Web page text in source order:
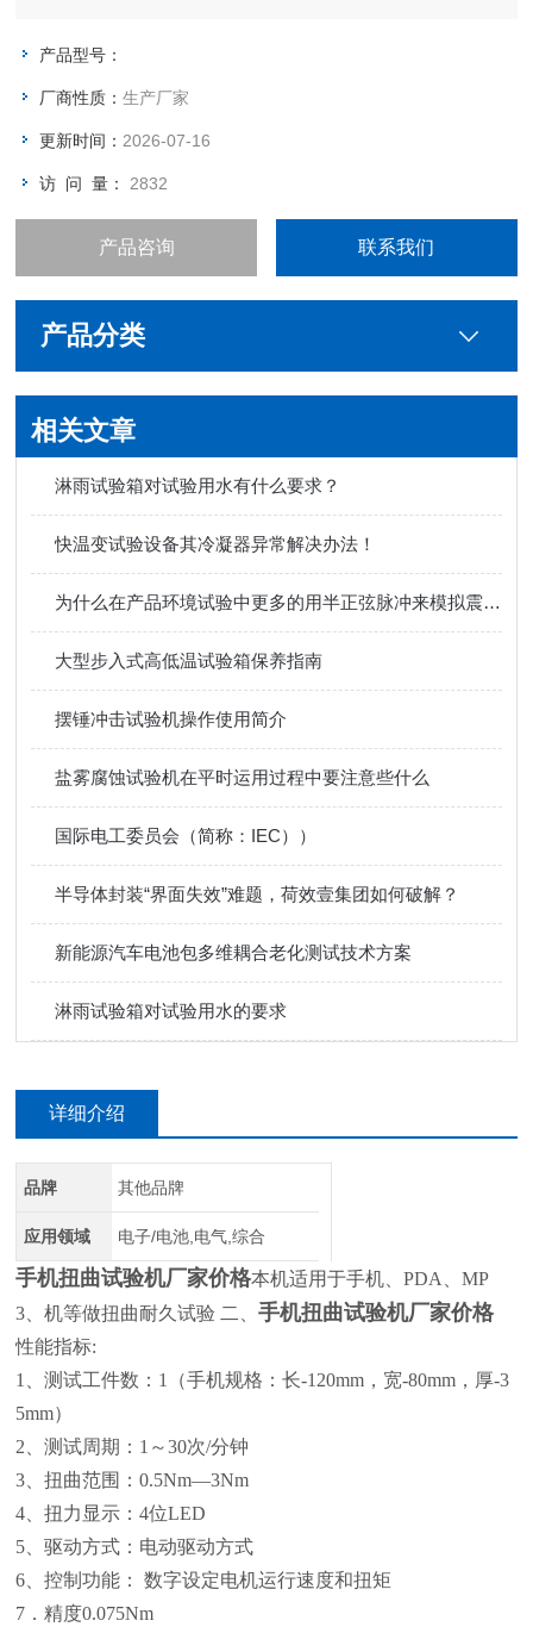
产品型号：
厂商性质：生产厂家
更新时间： 2026-07-16
访 问 量： 2832
产品咨询 联系我们
产品分类
相关文章
淋雨试验箱对试验用水有什么要求？
快温变试验设备其冷凝器异常解决办法！
为什么在产品环境试验中更多的用半正弦脉冲来模拟震动？
大型步入式​高低温试验箱保养指南
摆锤冲击试验机操作使用简介
盐雾腐蚀试验机在平时运用过程中要注意些什么
国际电工委员会（简称：IEC））
半导体封装“界面失效”难题，荷效壹集团如何破解？
新能源汽车电池包多维耦合老化测试技术方案
淋雨试验箱对试验用水的要求
详细介绍
品牌 其他品牌
应用领域 电子/电池,电气,综合
手机扭曲试验机厂家价格本机适用于手机、PDA、MP
3、机等做扭曲耐久试验 二、手机扭曲试验机厂家价格
性能指标:
1、测试工件数：1（手机规格：长-120mm，宽-80mm，厚-3
5mm）
2、测试周期：1～30次/分钟
3、扭曲范围：0.5Nm—3Nm
4、扭力显示：4位LED
5、驱动方式：电动驱动方式
6、控制功能： 数字设定电机运行速度和扭矩
7．精度0.075Nm